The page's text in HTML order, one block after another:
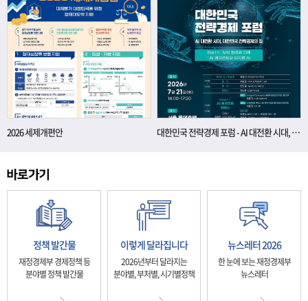
2026 세제개편안 대한민국 전략경제 포럼 - AI 대전환 시대, 대한민국 전략경제의 길
정책 발간물
재정경제부 경제정책 등
분야별 정책 발간물
이렇게 달라집니다
2026년부터 달라지는
분야별, 부처별, 시기별정책
뉴스레터 2026
한 눈에 보는 재정경제부
뉴스레터